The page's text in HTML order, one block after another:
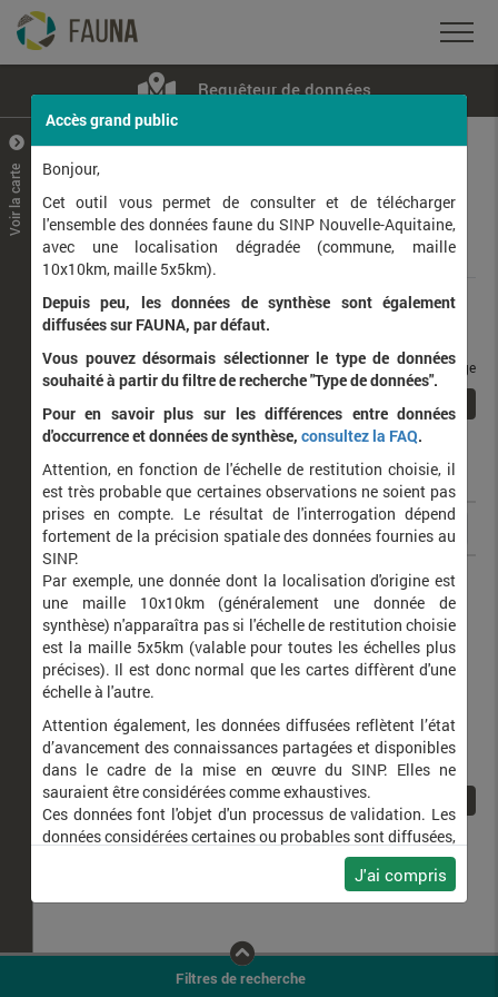
Requêteur de données
+
–
Voir la carte
Données
Rang taxonomique :
Affichage de1à 1sur1
taxons / page
Nom latin Nom vernaculaire
Enoplognatha latimana
Filtres de recherche
Accès grand public
Bonjour,
Cet outil vous permet de consulter et de télécharger
l'ensemble des données faune du SINP Nouvelle-Aquitaine,
avec une localisation dégradée (commune, maille
10x10km, maille 5x5km).
Depuis peu, les données de synthèse sont également
diffusées sur FAUNA, par défaut.
Vous pouvez désormais sélectionner le type de données
souhaité à partir du filtre de recherche "Type de données".
Pour en savoir plus sur les différences entre données
d'occurrence et données de synthèse, consultez la FAQ.
Attention, en fonction de l'échelle de restitution choisie, il
est très probable que certaines observations ne soient pas
prises en compte. Le résultat de l'interrogation dépend
fortement de la précision spatiale des données fournies au
SINP.
Par exemple, une donnée dont la localisation d'origine est
une maille 10x10km (généralement une donnée de
synthèse) n'apparaîtra pas si l'échelle de restitution choisie
est la maille 5x5km (valable pour toutes les échelles plus
précises). Il est donc normal que les cartes diffèrent d'une
échelle à l'autre.
Attention également, les données diffusées reflètent l’état
d’avancement des connaissances partagées et disponibles
dans le cadre de la mise en œuvre du SINP. Elles ne
sauraient être considérées comme exhaustives.
Ces données font l'objet d'un processus de validation. Les
données considérées certaines ou probables sont diffusées,
ainsi que celles pour lesquelles la méthode n'est pas
J'ai compris